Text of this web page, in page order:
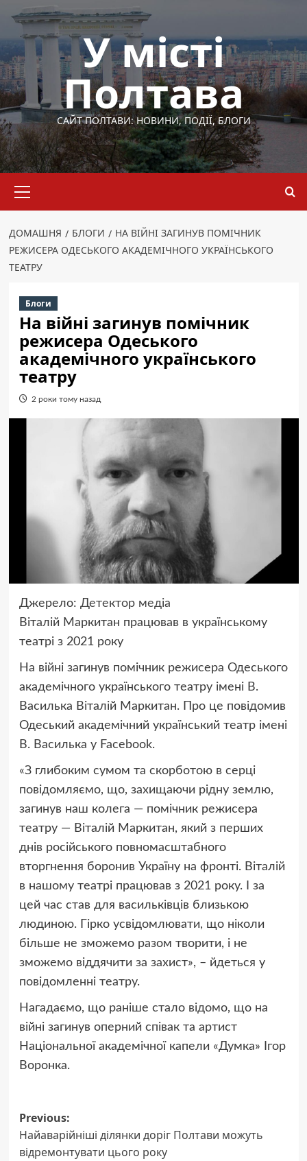
Перейти
вмісту
У місті
Полтава
САЙТ ПОЛТАВИ: НОВИНИ, ПОДІЇ, БЛОГИ
меню
ДОМАШНЯ БЛОГИ
НА ВІЙНІ ЗАГИНУВ ПОМІЧНИК
РЕЖИСЕРА ОДЕСЬКОГО АКАДЕМІЧНОГО УКРАЇНСЬКОГО
ТЕАТРУ
Блоги
На війні загинув помічник
режисера Одеського
академічного українського
театру
2 роки тому назад
Джерело: Детектор медіа
Віталій Маркитан працював в українському
театрі з 2021 року
На війні загинув помічник режисера Одеського
академічного українського театру імені В.
Василька Віталій Маркитан. Про це повідомив
Одеський академічний український театр імені
В. Василька у Facebook.
«З глибоким сумом та скорботою в серці
повідомляємо, що, захищаючи рідну землю,
загинув наш колега — помічник режисера
театру — Віталій Маркитан, який з перших
днів російського повномасштабного
вторгнення боронив Україну на фронті. Віталій
в нашому театрі працював з 2021 року. І за
цей час став для васильківців близькою
людиною. Гірко усвідомлювати, що ніколи
більше не зможемо разом творити, і не
зможемо віддячити за захист», – йдеться у
повідомленні театру.
Нагадаємо, що раніше стало відомо, що на
війні загинув оперний співак та артист
Національної академічної капели «Думка» Ігор
Воронка.
Post
navigation
Previous:
Найаварійніші ділянки доріг Полтави можуть
відремонтувати цього року